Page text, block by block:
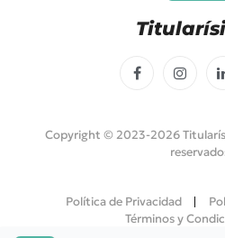
Facebook
Copyright © 2023-2026
Política de Privacidad
Términos y